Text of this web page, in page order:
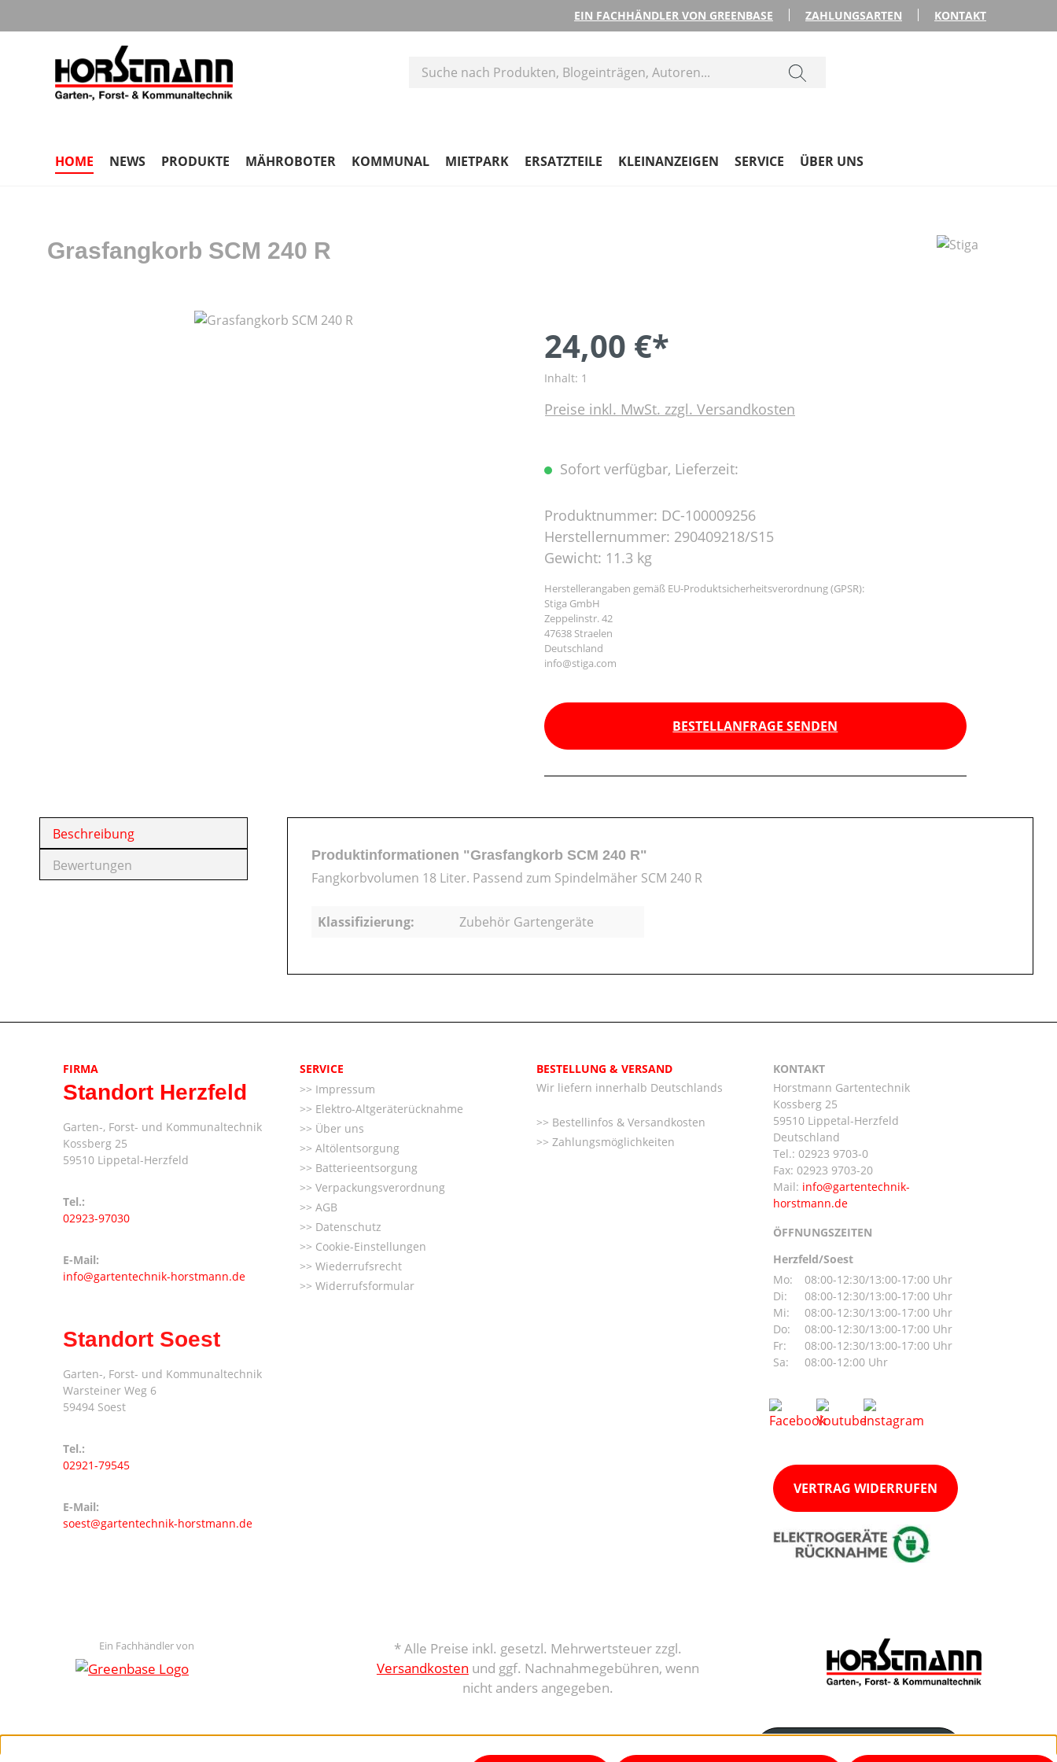
EIN FACHHÄNDLER VON GREENBASE ZAHLUNGSARTEN KONTAKT
HOME NEWS PRODUKTE MÄHROBOTER KOMMUNAL MIETPARK ERSATZTEILE KLEINANZEIGEN SERVICE ÜBER UNS
Grasfangkorb SCM 240 R
24,00 €*
Inhalt: 1
Preise inkl. MwSt. zzgl. Versandkosten
Sofort verfügbar, Lieferzeit:
Produktnummer: DC-100009256
Herstellernummer: 290409218/S15
Gewicht: 11.3 kg
Herstellerangaben gemäß EU-Produktsicherheitsverordnung (GPSR):
Stiga GmbH
Zeppelinstr. 42
47638 Straelen
Deutschland
info@stiga.com
BESTELLANFRAGE SENDEN
Beschreibung
Bewertungen
Produktinformationen "Grasfangkorb SCM 240 R"
Fangkorbvolumen 18 Liter. Passend zum Spindelmäher SCM 240 R
Klassifizierung: Zubehör Gartengeräte
FIRMA
Standort Herzfeld
Garten-, Forst- und Kommunaltechnik
Kossberg 25
59510 Lippetal-Herzfeld
Tel.:
02923-97030
E-Mail:
info@gartentechnik-horstmann.de
Standort Soest
Garten-, Forst- und Kommunaltechnik
Warsteiner Weg 6
59494 Soest
Tel.:
02921-79545
E-Mail:
soest@gartentechnik-horstmann.de
SERVICE
Impressum
Elektro-Altgeräterücknahme
Über uns
Altölentsorgung
Batterieentsorgung
Verpackungsverordnung
AGB
Datenschutz
Cookie-Einstellungen
Wiederrufsrecht
Widerrufsformular
BESTELLUNG & VERSAND
Wir liefern innerhalb Deutschlands
Bestellinfos & Versandkosten
Zahlungsmöglichkeiten
KONTAKT
Horstmann Gartentechnik
Kossberg 25
59510 Lippetal-Herzfeld
Deutschland
Tel.: 02923 9703-0
Fax: 02923 9703-20
Mail:
ÖFFNUNGSZEITEN
Herzfeld/Soest
Mo:
08:00-12:30/13:00-17:00 Uhr
Di:
08:00-12:30/13:00-17:00 Uhr
Mi:
08:00-12:30/13:00-17:00 Uhr
Do:
08:00-12:30/13:00-17:00 Uhr
Fr:
08:00-12:30/13:00-17:00 Uhr
Sa:
08:00-12:00 Uhr
VERTRAG WIDERRUFEN
Ein Fachhändler von
* Alle Preise inkl. gesetzl. Mehrwertsteuer zzgl.
Versandkosten und ggf. Nachnahmegebühren, wenn
nicht anders angegeben.